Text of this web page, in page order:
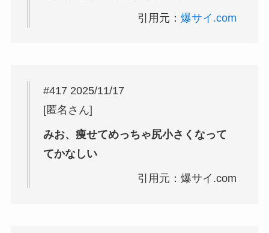
引用元：爆サイ.com
#417 2025/11/17
[匿名さん]
みお、痩せてめっちゃ尻小さくなって
てかなしい
引用元：爆サイ.com